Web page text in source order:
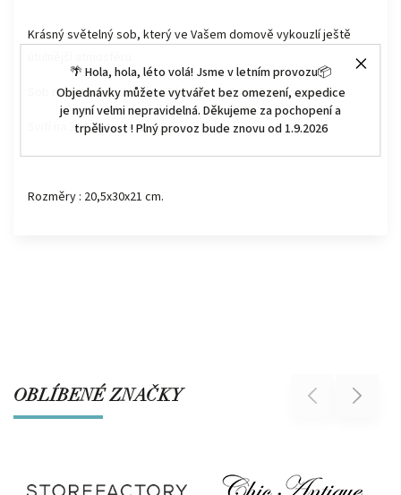
🌴 Hola, hola, léto volá! Jsme v letním provozu📦
Objednávky můžete vytvářet bez omezení, expedice
je nyní velmi nepravidelná. Děkujeme za pochopení a
trpělivost ! Plný provoz bude znovu od 1.9.2026
Krásný světelný sob, který ve Vašem domově vykouzlí ještě
Sob má funkci časovače - 6 hod zapnuto x 18 hod vypnuto.
Svítí na 3AA baterie.
Rozměry : 20,5x30x21 cm.
OBLÍBENÉ ZNAČKY Previous Next